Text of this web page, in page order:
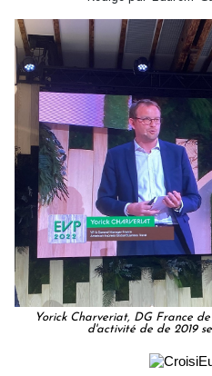
Yorick Charveriat, DG France
d'activité de de 2019